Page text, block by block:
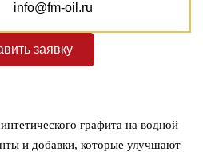
info@fm-oil.ru
заявку
графита на водной
и добавки, которые улучшают